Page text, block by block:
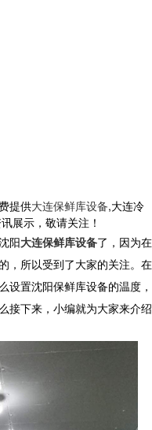
提供大连保鲜库设备,大连冷
展示，敬请关注！
阳大连保鲜库设备了，因为在
，所以受到了大家的关注。在
设置沈阳保鲜库设备的温度，
接下来，小编就为大家来介绍